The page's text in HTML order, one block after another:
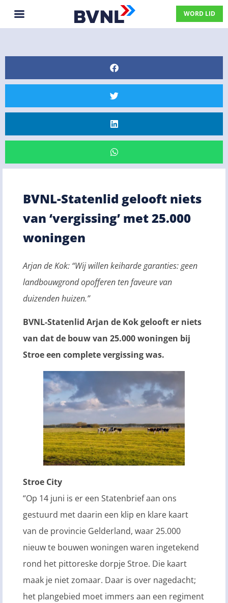
WORD LID
BVNL-Statenlid gelooft niets
van ‘vergissing’ met 25.000
woningen
Arjan de Kok: “Wij willen keiharde garanties: geen
landbouwgrond opofferen ten faveure van
duizenden huizen.”
BVNL-Statenlid Arjan de Kok gelooft er niets
van dat de bouw van 25.000 woningen bij
Stroe een complete vergissing was.
Stroe City
“Op 14 juni is er een Statenbrief aan ons
gestuurd met daarin een klip en klare kaart
van de provincie Gelderland, waar 25.000
nieuw te bouwen woningen waren ingetekend
rond het pittoreske dorpje Stroe. Die kaart
maak je niet zomaar. Daar is over nagedacht;
het plangebied moet immers aan een regiment